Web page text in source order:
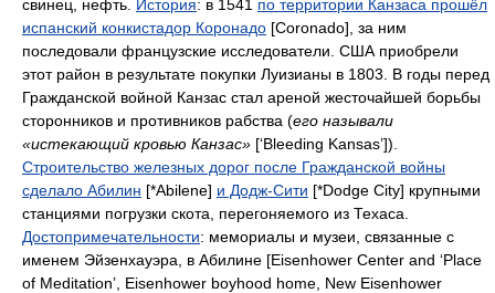
свинец, нефть История: в 1541 по территории Канзаса прошёл
испанский конкистадор Коронадо [Coronado], за ним
последовали французские исследователи. США приобрели
этот район в результате покупки Луизианы в 1803. В годы перед
Гражданской войной Канзас стал ареной жесточайшей борьбы
сторонников и противников рабства (его называли
«истекающий кровью Канзас» [‘Bleeding Kansas’]).
Строительство железных дорог после Гражданской войны
сделало Абилин [*Abilene] и Додж-Сити [*Dodge City] крупными
станциями погрузки скота, перегоняемого из Техаса
Достопримечательности: мемориалы и музеи, связанные с
именем Эйзенхауэра, в Абилине [Eisenhower Center and ‘Place
of Meditation’, Eisenhower boyhood home, New Eisenhower